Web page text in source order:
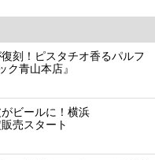
刻！ピスタチオ香るパルフ
ク青山本店』
ビールに！横浜
売スタート